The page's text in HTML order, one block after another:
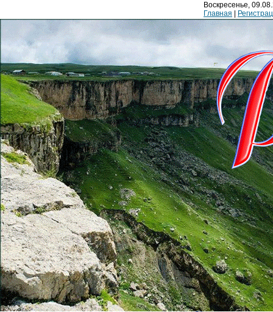
Воскресенье,
Главная